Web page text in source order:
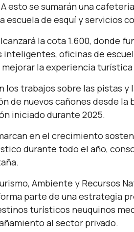
esto se sumarán una
escuela de esquí y servicios
la cota 1.600, donde
inteligentes, oficinas de
la experiencia
los trabajos sobre las pistas
de nuevos cañones desde la
iniciado durante 2025.
en el crecimiento
durante todo el año,
Ambiente y Recursos
parte de una estrategia
turísticos neuquinos
al sector privado.